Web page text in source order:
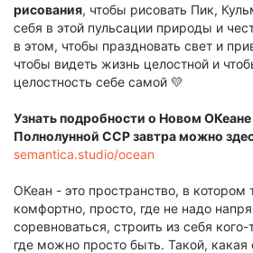
рисования, чтобы рисовать Пик,
себя в этой пульсации природы и
в этом, чтобы праздновать свет и
чтобы видеть жизнь целостной и
целостность себе самой 💛
Узнать подробности о Новом
Полнолунной ССР завтра можно
semantica.studio/ocean
ОКеан - это пространство, в котором
комфортно, просто, где не надо
соревноваться, строить из себя кого-
где можно просто быть. Такой, какая